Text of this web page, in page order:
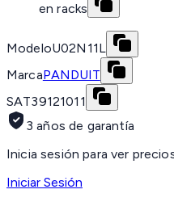
en racks
ModeloU02N11L
MarcaPANDUIT
SAT39121011
3 años de garantía
Inicia sesión para ver
Iniciar Sesión